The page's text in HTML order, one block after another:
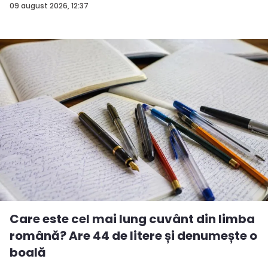
09 august 2026, 12:37
Care este cel mai lung cuvânt din limba
română? Are 44 de litere și denumește o
boală